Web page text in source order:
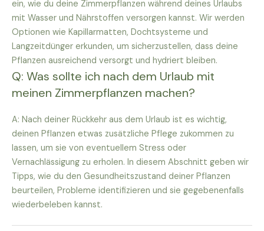
ein, wie du deine Zimmerpflanzen während deines Urlaubs
mit Wasser und Nährstoffen versorgen kannst. Wir werden
Optionen wie Kapillarmatten, Dochtsysteme und
Langzeitdünger erkunden, um sicherzustellen, dass deine
Pflanzen ausreichend versorgt und hydriert bleiben.
Q: Was sollte ich nach dem Urlaub mit
meinen Zimmerpflanzen machen?
A: Nach deiner Rückkehr aus dem Urlaub ist es wichtig,
deinen Pflanzen etwas zusätzliche Pflege zukommen zu
lassen, um sie von eventuellem Stress oder
Vernachlässigung zu erholen. In diesem Abschnitt geben wir
Tipps, wie du den Gesundheitszustand deiner Pflanzen
beurteilen, Probleme identifizieren und sie gegebenenfalls
wiederbeleben kannst.